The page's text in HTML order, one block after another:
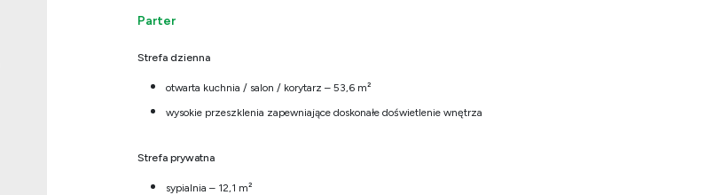
Parter
Strefa dzienna
otwarta kuchnia / salon / korytarz – 53,6 m²
wysokie przeszklenia zapewniające doskonałe doświetlenie wnętrza
Strefa prywatna
sypialnia – 12,1 m²